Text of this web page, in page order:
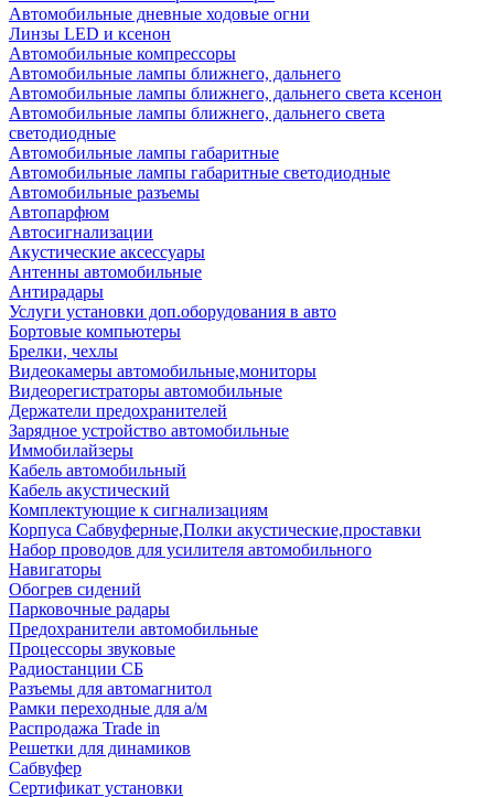
Автомобильные дневные ходовые огни
Линзы LED и ксенон
Автомобильные компрессоры
Автомобильные лампы ближнего, дальнего
Автомобильные лампы ближнего, дальнего света ксенон
Автомобильные лампы ближнего, дальнего света
светодиодные
Автомобильные лампы габаритные
Автомобильные лампы габаритные светодиодные
Автомобильные разъемы
Автопарфюм
Автосигнализации
Акустические аксессуары
Антенны автомобильные
Антирадары
Услуги установки доп.оборудования в авто
Бортовые компьютеры
Брелки, чехлы
Видеокамеры автомобильные,мониторы
Видеорегистраторы автомобильные
Держатели предохранителей
Зарядное устройство автомобильные
Иммобилайзеры
Кабель автомобильный
Кабель акустический
Комплектующие к сигнализациям
Корпуса Сабвуферные,Полки акустические,проставки
Набор проводов для усилителя автомобильного
Навигаторы
Обогрев сидений
Парковочные радары
Предохранители автомобильные
Процессоры звуковые
Радиостанции СБ
Разъемы для автомагнитол
Рамки переходные для а/м
Распродажа Trade in
Решетки для динамиков
Сабвуфер
Сертификат установки